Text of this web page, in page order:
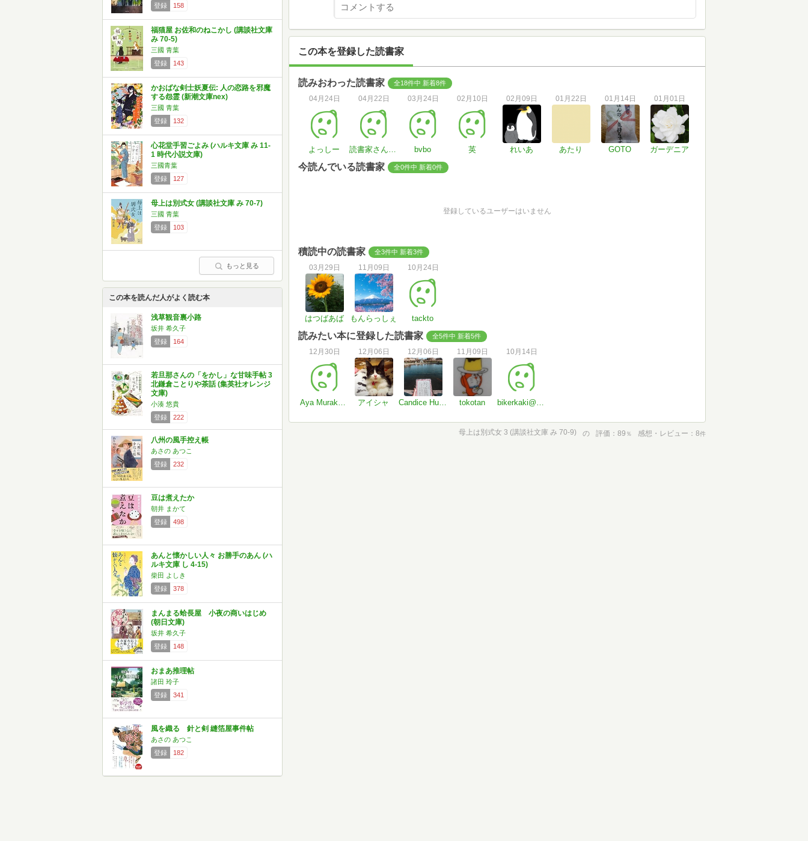
登録
158
福猫屋 お佐和のねこかし (講談社文庫
み 70-5)
三國 青葉
登録
143
かおばな剣士妖夏伝: 人の恋路を邪魔
する怨霊 (新潮文庫nex)
三國 青葉
登録
132
心花堂手習ごよみ (ハルキ文庫 み 11-
1 時代小説文庫)
三國青葉
登録
127
母上は別式女 (講談社文庫 み 70-7)
三國 青葉
登録
103
もっと見る
この本を読んだ人がよく読む本
浅草観音裏小路
坂井 希久子
登録
164
若旦那さんの「をかし」な甘味手帖 3
北鎌倉ことりや茶話 (集英社オレンジ
文庫)
小湊 悠貴
登録
222
八州の風手控え帳
あさの あつこ
登録
232
豆は煮えたか
朝井 まかて
登録
498
あんと懐かしい人々 お勝手のあん (ハ
ルキ文庫 し 4-15)
柴田 よしき
登録
378
まんまる蛤長屋 小夜の商いはじめ
(朝日文庫)
坂井 希久子
登録
148
おまあ推理帖
諸田 玲子
登録
341
風を織る 針と剣 縫箔屋事件帖
あさの あつこ
登録
182
この本を登録した読書家
読みおわった読書家 全18件中 新着8件
04月24日
よっしー
04月22日
読書家さん#pU0pV7
03月24日
bvbo
02月10日
英
02月09日
れいあ
01月22日
あたり
01月14日
GOTO
01月01日
ガーデニア
今読んでいる読書家 全0件中 新着0件
登録しているユーザーはいません
積読中の読書家 全3件中 新着3件
03月29日
はつばあば
11月09日
もんらっしぇ
10月24日
tackto
読みたい本に登録した読書家 全5件中 新着5件
12月30日
Aya Murakami
12月06日
アイシャ
12月06日
Candice Huang
11月09日
tokotan
10月14日
bikerkaki@gmail.com
母上は別式女 3 (講談社文庫 み 70-9) の 評価 89 ％ 感想・レビュー 8件